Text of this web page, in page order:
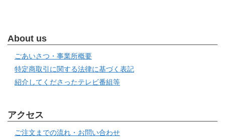
About us
ごあいさつ・事業所概要
特定商取引に関する法律に基づく表記
紹介してくださったテレビ番組等
アクセス
ご注文までの流れ・お問い合わせ